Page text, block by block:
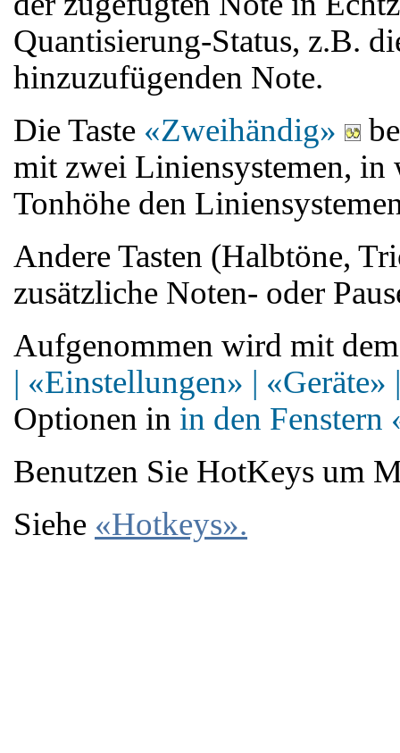
Quantisierung-Status, z.B.
hinzuzufügenden Note.
Die Taste «Zweihändig»
mit zwei Liniensystemen, in
Tonhöhe den
Andere Tasten (Halbtöne,
zusätzliche Noten- oder
Aufgenommen wird mit
| «Einstellungen» | «Geräte»
Optionen in in den Fenstern
Benutzen Sie HotKeys um
Siehe «Hotkeys».